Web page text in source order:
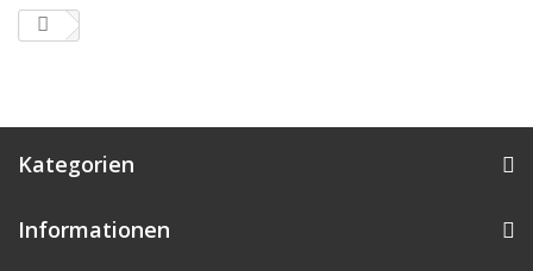
Kategorien
Informationen